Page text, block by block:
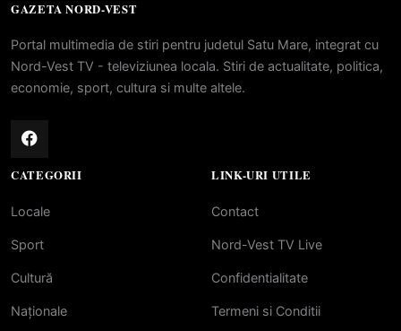
GAZETA NORD-VEST
Portal multimedia de stiri pentru judetul Satu Mare, integrat cu
Nord-Vest TV - televiziunea locala. Stiri de actualitate, politica,
economie, sport, cultura si multe altele.
CATEGORII
Locale
Sport
Cultură
Naționale
LINK-URI UTILE
Contact
Nord-Vest TV Live
Confidentialitate
Termeni si Conditii